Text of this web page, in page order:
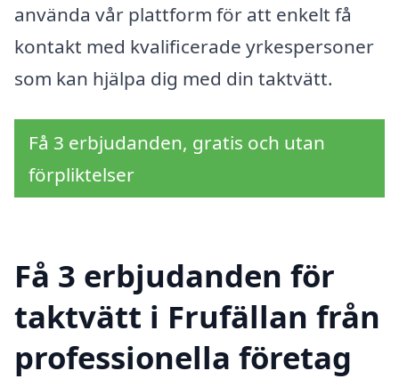
använda vår plattform för att enkelt få
kontakt med kvalificerade yrkespersoner
som kan hjälpa dig med din taktvätt.
Få 3 erbjudanden, gratis och utan
förpliktelser
Få 3 erbjudanden för
taktvätt i Frufällan från
professionella företag